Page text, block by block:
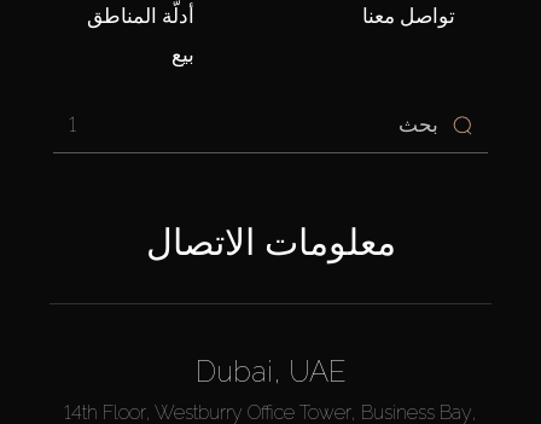
أدلّة المناطق
بيع
تواصل معنا
1
معلومات الاتصال
Dubai, UAE
14th Floor, Westburry Office Tower, Business Bay,